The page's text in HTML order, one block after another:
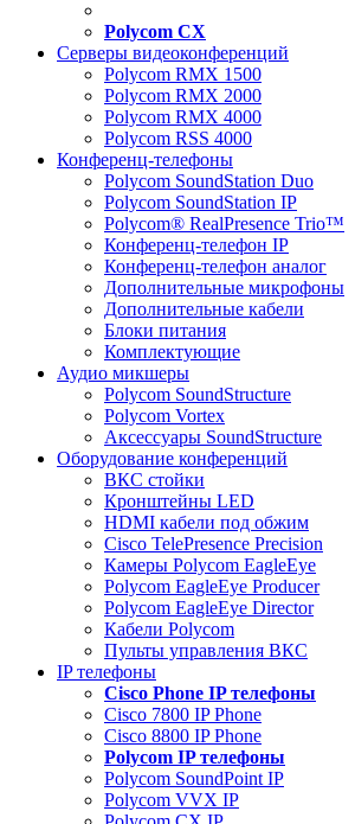
Polycom CX
Серверы видеоконференций
Polycom RMX 1500
Polycom RMX 2000
Polycom RMX 4000
Polycom RSS 4000
Конференц-телефоны
Polycom SoundStation Duo
Polycom SoundStation IP
Polycom® RealPresence Trio™
Конференц-телефон IP
Конференц-телефон аналог
Дополнительные микрофоны
Дополнительные кабели
Блоки питания
Комплектующие
Аудио микшеры
Polycom SoundStructure
Polycom Vortex
Аксессуары SoundStructure
Оборудование конференций
ВКС стойки
Кронштейны LED
HDMI кабели под обжим
Cisco TelePresence Precision
Камеры Polycom EagleEye
Polycom EagleEye Producer
Polycom EagleEye Director
Кабели Polycom
Пульты управления ВКС
IP телефоны
Сisco Phone IP телефоны
Cisco 7800 IP Phone
Cisco 8800 IP Phone
Polycom IP телефоны
Polycom SoundPoint IP
Polycom VVX IP